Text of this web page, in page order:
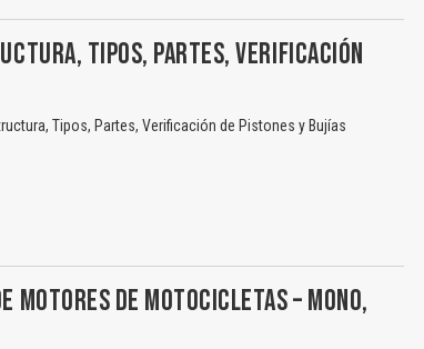
TIPOS, PARTES, VERIFICACIÓN
Tipos, Partes, Verificación de Pistones y Bujías
MOTORES DE MOTOCICLETAS – MONO,